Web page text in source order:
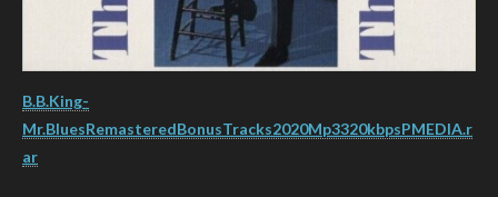
B.B.King-
Mr.BluesRemasteredBonusTracks2020Mp3320kbpsPMEDIA.r
ar